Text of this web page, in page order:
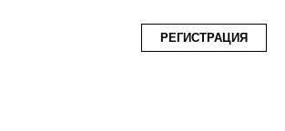
РЕГИСТРАЦИЯ